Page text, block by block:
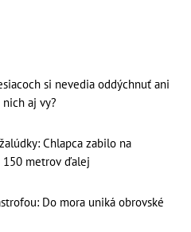
si nevedia oddýchnuť ani
aj vy?
Chlapca zabilo na
150 metrov ďalej
Do mora uniká obrovské